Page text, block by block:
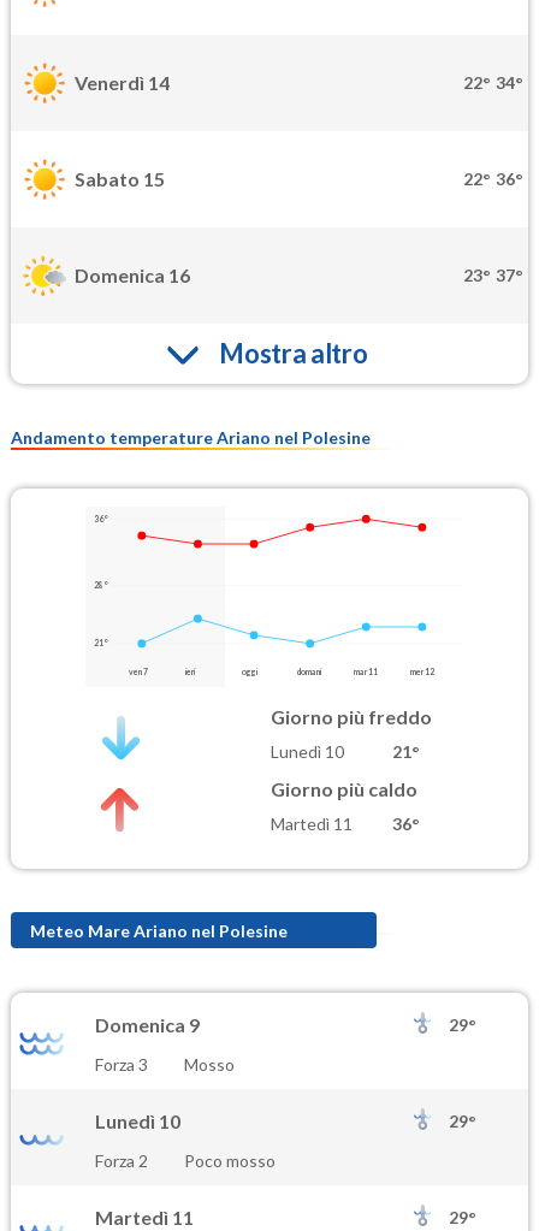
Venerdì 14 22° 34°
Sabato 15 22° 36°
Domenica 16 23° 37°
Mostra altro
Andamento temperature Ariano nel Polesine
36°
28°
21°
ven 7 ieri oggi domani mar 11 mer 12
Giorno più freddo
Lunedì 10 21°
Giorno più caldo
Martedì 11 36°
Meteo Mare Ariano nel Polesine
Domenica 9
29°
Forza 3
Mosso
Lunedì 10
29°
Forza 2
Poco mosso
Martedì 11
29°